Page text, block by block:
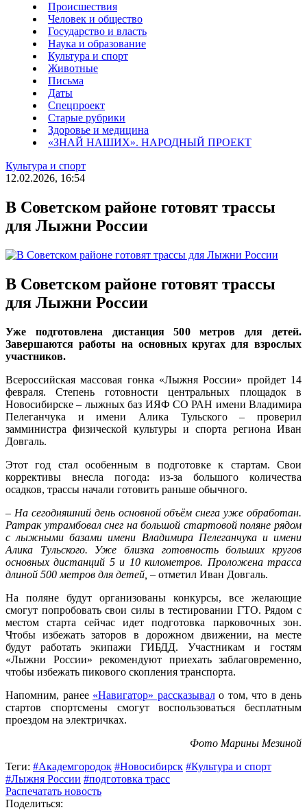
Происшествия
Человек и общество
Государство и власть
Наука и образование
Культура и спорт
Животные
Письма
Даты
Спецпроект
Старые рубрики
Здоровье и медицина
«ЗНАЙ НАШИХ». НАРОДНЫЙ ПРОЕКТ
Культура и спорт
12.02.2026, 16:54
В Советском районе готовят трассы
для Лыжни России
В Советском районе готовят трассы
для Лыжни России
Уже подготовлена дистанция 500 метров для детей.
Завершаются работы на основных кругах для взрослых
участников.
Всероссийская массовая гонка «Лыжня России» пройдет 14
февраля. Степень готовности центральных площадок в
Новосибирске – лыжных баз ИЯФ СО РАН имени Владимира
Пелеганчука и имени Алика Тульского – проверил
замминистра физической культуры и спорта региона Иван
Довгаль.
Этот год стал особенным в подготовке к стартам. Свои
коррективы внесла погода: из-за большого количества
осадков, трассы начали готовить раньше обычного.
– На сегодняшний день основной объём снега уже обработан.
Ратрак утрамбовал снег на большой стартовой поляне рядом
с лыжными базами имени Владимира Пелеганчука и имени
Алика Тульского. Уже близка готовность больших кругов
основных дистанций 5 и 10 километров. Проложена трасса
длиной 500 метров для детей, – отметил Иван Довгаль.
На поляне будут организованы конкурсы, все желающие
смогут попробовать свои силы в тестировании ГТО. Рядом с
местом старта сейчас идет подготовка парковочных зон.
Чтобы избежать заторов в дорожном движении, на месте
будут работать экипажи ГИБДД. Участникам и гостям
«Лыжни России» рекомендуют приехать заблаговременно,
чтобы избежать пикового скопления транспорта.
Напомним, ранее «Навигатор» рассказывало том, что в день
стартов спортсмены смогут воспользоваться бесплатным
проездом на электричках.
Фото Марины Мезиной
Теги: #Академгородок #Новосибирск #Культура и спорт
#Лыжня России #подготовка трасс
Распечатать новость
Поделиться: